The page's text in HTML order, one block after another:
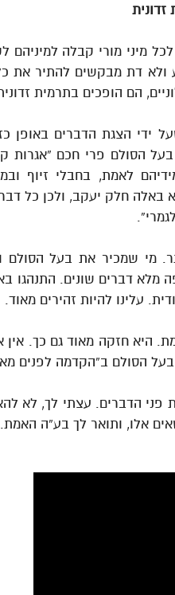
מיני מורי קבלה למיניהם
דת מבקשים להתיר את כל
הם הופכים בתרמית
ידי הצגת הדברים באופן
הסולם פרי חכם “אגרות
לאמת, בחבלי זיוף
באלה חלק יעקב, ולכן כל
מי שמכיר את בעל הסולם
דברים שונים. התנהגו
עלינו להיות זהירים מאוד.
היא חזקה מאוד גם כך.
הסולם ב”הקדמה לפנים
פני הדברים. עצתי לך, לא
אלו, ותואר לך בע”ה האמת.